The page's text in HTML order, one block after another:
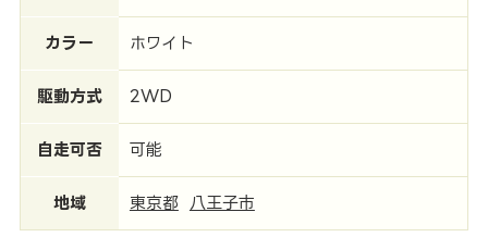
カラー ホワイト
駆動方式 2WD
自走可否 可能
地域 東京都 八王子市